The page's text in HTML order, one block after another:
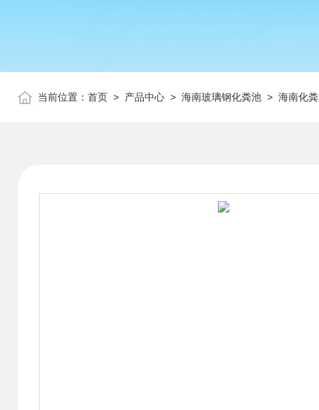
当前位置： 首页 > 产品中心 > 海南玻璃钢化粪池 > 海南化